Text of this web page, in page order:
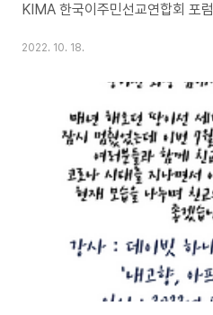
KIMA 한국이주민선교연합회 포럼
2022. 10. 18.